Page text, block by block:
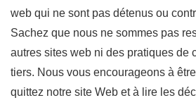
web qui ne sont pas détenus ou
Sachez que nous ne sommes pas
autres sites web ni des pratiques de
tiers. Nous vous encourageons à
quittez notre site Web et à lire les